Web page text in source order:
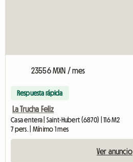
23556 MXN / mes
Respuesta rápida
La Trucha Feliz
Casa entera | Saint-Hubert (6870) | 116 M2
7 pers. | Mínimo 1 mes
Ver anuncio